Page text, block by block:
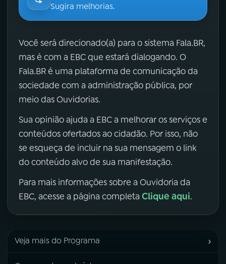
Sugira melhorias.
Você será direcionado(a) para o sistema Fala.BR,
mas é com a EBC que estará dialogando. O
Fala.BR é uma plataforma de comunicação da
sociedade com a administração pública, por
meio das Ouvidorias.
Sua opinião ajuda a EBC a melhorar os serviços e
conteúdos ofertados ao cidadão. Por isso, não
se esqueça de incluir na sua mensagem o link
do conteúdo alvo de sua manifestação.
Para mais informações sobre a Ouvidoria da
EBC, acesse a página completa Clique aqui.
Veja mais do Programa ›